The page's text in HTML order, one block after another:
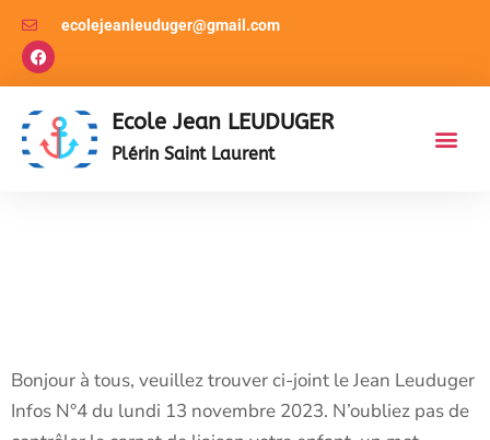
ecolejeanleuduger@gmail.com
Ecole Jean LEUDUGER
Plérin Saint Laurent
Bonjour à tous, veuillez trouver ci-joint le Jean Leuduger
Infos N°4 du lundi 13 novembre 2023. N’oubliez pas de